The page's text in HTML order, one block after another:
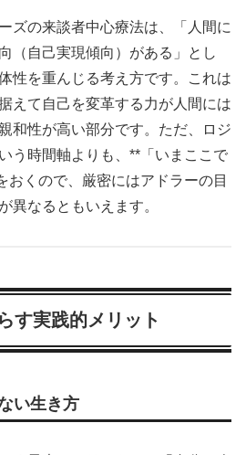
ズの来談者中心療法は、「人間に
（自己実現傾向）がある」とし
性を重んじる考え方です。これは
えて自己を変革する力が人間には
和性が高い部分です。ただ、ロジ
う時間軸よりも、**「いまここで
おくので、厳密にはアドラーの目
異なるともいえます。
す実践的メリット
い生き方